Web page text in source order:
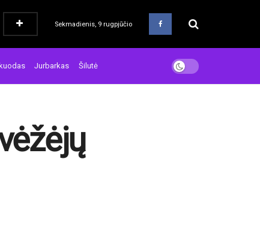
Sekmadienis, 9 rugpjūčio
Jurbarkas Šilutė